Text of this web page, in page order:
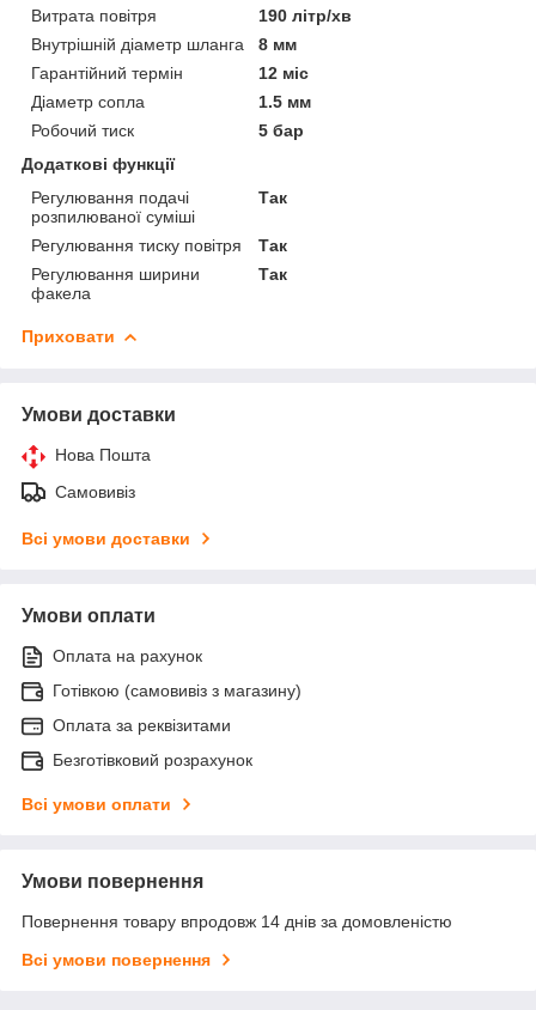
Витрата повітря
190 літр/хв
Внутрішній діаметр шланга
8 мм
Гарантійний термін
12 міс
Діаметр сопла
1.5 мм
Робочий тиск
5 бар
Додаткові функції
Регулювання подачі
розпилюваної суміші
Так
Регулювання тиску повітря
Так
Регулювання ширини
факела
Так
Приховати
Умови доставки
Нова Пошта
Самовивіз
Всі умови доставки
Умови оплати
Оплата на рахунок
Готівкою (самовивіз з магазину)
Оплата за реквізитами
Безготівковий розрахунок
Всі умови оплати
Умови повернення
Повернення товару впродовж 14 днів за домовленістю
Всі умови повернення